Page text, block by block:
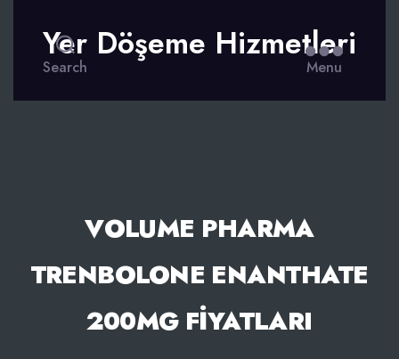
Search
Yer Döşeme Hizmetleri
Menu
VOLUME PHARMA
TRENBOLONE ENANTHATE
200MG FIYATLARI